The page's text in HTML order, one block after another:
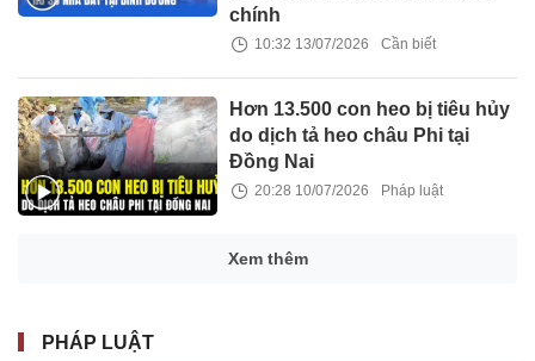
chính
10:32 13/07/2026 Cần biết
Hơn 13.500 con heo bị tiêu hủy
do dịch tả heo châu Phi tại
Đồng Nai
20:28 10/07/2026 Pháp luật
Xem thêm
PHÁP LUẬT